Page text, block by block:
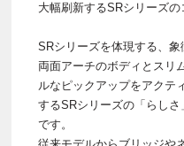
大幅刷新するSRシリーズの
SRシリーズを体現する、象
両面アーチのボディとスリ
ルなピックアップをアクテ
するSRシリーズの「らし
です。